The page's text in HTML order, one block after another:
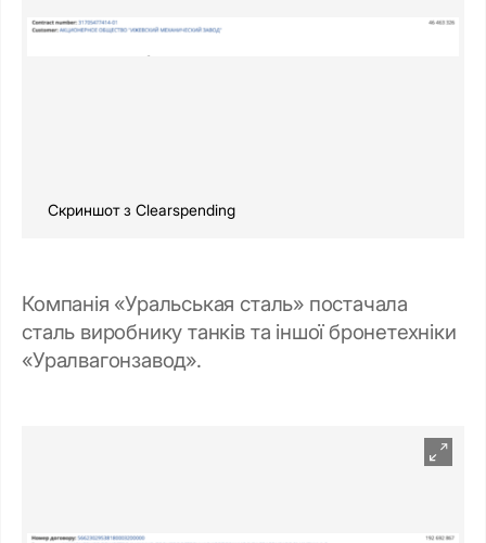
Скриншот з Clearspending
Компанія «Уральськая сталь» постачала
сталь виробнику танків та іншої бронетехніки
«Уралвагонзавод».